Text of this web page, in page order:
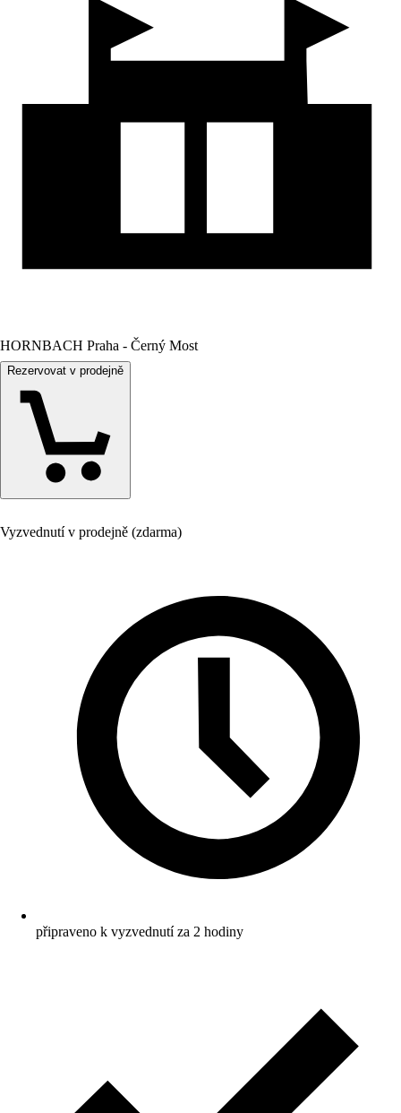
HORNBACH Praha - Černý Most
Rezervovat v prodejně
Vyzvednutí v prodejně (zdarma)
připraveno k vyzvednutí za 2 hodiny